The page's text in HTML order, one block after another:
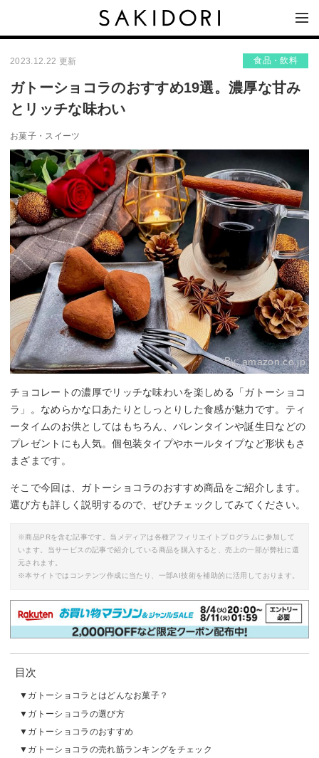
2023.12.22 更新 食品・飲料
ガトーショコラのおすすめ19選。濃厚な甘み
とリッチな味わい
お菓子・スイーツ
By:amazon.co.jp
チョコレートの濃厚でリッチな味わいを楽しめる「ガトーショコ
ラ」。なめらかな口あたりとしっとりした食感が魅力です。ティ
ータイムのお供としてはもちろん、バレンタインや誕生日などの
プレゼントにも人気。個包装タイプやホールタイプなど形状もさ
まざまです。
そこで今回は、ガトーショコラのおすすめ商品をご紹介します。
選び方も詳しく説明するので、ぜひチェックしてみてください。
※商品PRを含む記事です。当メディアは各種アフィリエイトプログラムに参加して
います。当サービスの記事で紹介している商品を購入すると、売上の一部が弊社に還
元されます。
※本サイトではコンテンツ作成に当たり、一部AI技術を補助的に活用しております。
目次
ガトーショコラとはどんなお菓子？
ガトーショコラの選び方
ガトーショコラのおすすめ
ガトーショコラの売れ筋ランキングをチェック